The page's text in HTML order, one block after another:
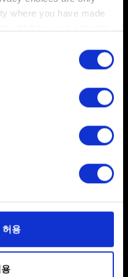
where you have made
your geographical
scanning it for
data is processed
로 이용하기 위해
용자의 웹사이트 이용
. 예를 들어, 소셜
허용
0/20